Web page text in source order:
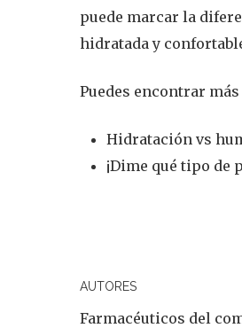
puede marcar la
hidratada y
Puedes encontrar
Hidratación vs
¡Dime qué tipo
AUTORES
Farmacéuticos del